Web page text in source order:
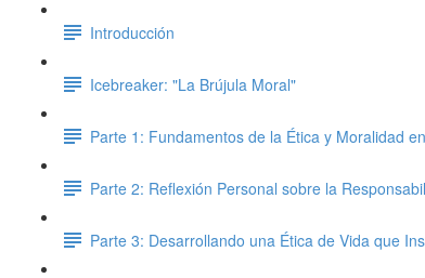
Introducción
Icebreaker: "La Brújula Moral"
Parte 1: Fundamentos de la Ética y Moralidad
Parte 2: Reflexión Personal sobre la
Parte 3: Desarrollando una Ética de Vida que